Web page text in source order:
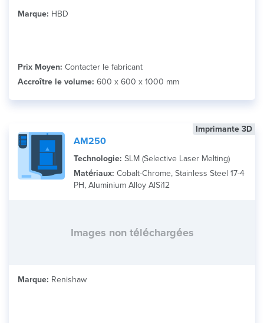
Marque: HBD
Prix Moyen: Contacter le fabricant
Accroître le volume: 600 x 600 x 1000 mm
Imprimante 3D
AM250
Technologie: SLM (Selective Laser Melting)
Matériaux: Cobalt-Chrome, Stainless Steel 17-4
PH, Aluminium Alloy AlSi12
Images non téléchargées
Marque: Renishaw